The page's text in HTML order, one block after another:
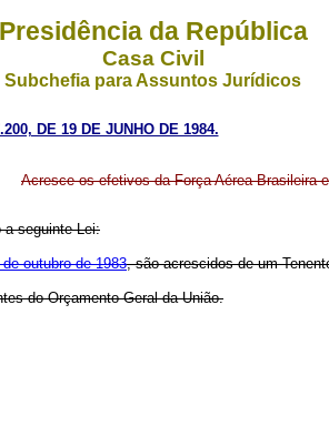
Presidência da República
Casa Civil
Subchefia para Assuntos Jurídicos
DE 19 DE JUNHO DE 1984.
Acresce os efetivos da Força Aérea Brasileira
a seguinte Lei:
outubro de 1983, são acrescidos de um
do Orçamento Geral da União.